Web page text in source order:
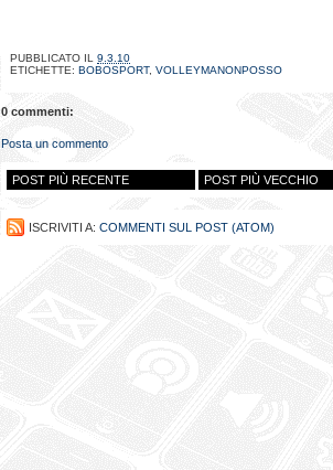
PUBBLICATO IL 9.3.10
ETICHETTE: BOBOSPORT, VOLLEYMANONPOSSO
0 commenti:
Posta un commento
POST PIÙ RECENTE POST PIÙ VECCHIO
ISCRIVITI A: COMMENTI SUL POST (ATOM)